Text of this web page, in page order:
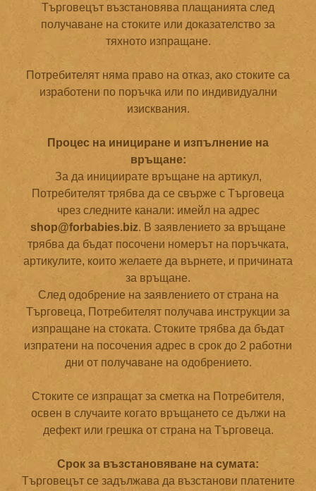
Търговецът възстановява плащанията след
получаване на стоките или доказателство за
тяхното изпращане.
Потребителят няма право на отказ, ако стоките са
изработени по поръчка или по индивидуални
изисквания.
Процес на инициране и изпълнение на
връщане:
За да инициирате връщане на артикул,
Потребителят трябва да се свърже с Търговеца
чрез следните канали: имейл на адрес
shop@forbabies.biz. В заявлението за връщане
трябва да бъдат посочени номерът на поръчката,
артикулите, които желаете да върнете, и причината
за връщане.
След одобрение на заявлението от страна на
Търговеца, Потребителят получава инструкции за
изпращане на стоката. Стоките трябва да бъдат
изпратени на посочения адрес в срок до 2 работни
дни от получаване на одобрението.
Стоките се изпращат за сметка на Потребителя,
освен в случаите когато връщането се дължи на
дефект или грешка от страна на Търговеца.
Срок за възстановяване на сумата:
Търговецът се задължава да възстанови платените